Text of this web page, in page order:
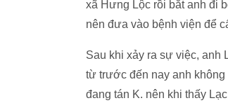
xã Hưng Lộc rồi bắt anh đi
nên đưa vào bệnh viện để
Sau khi xảy ra sự việc, anh
từ trước đến nay anh
đang tán K. nên khi thấy